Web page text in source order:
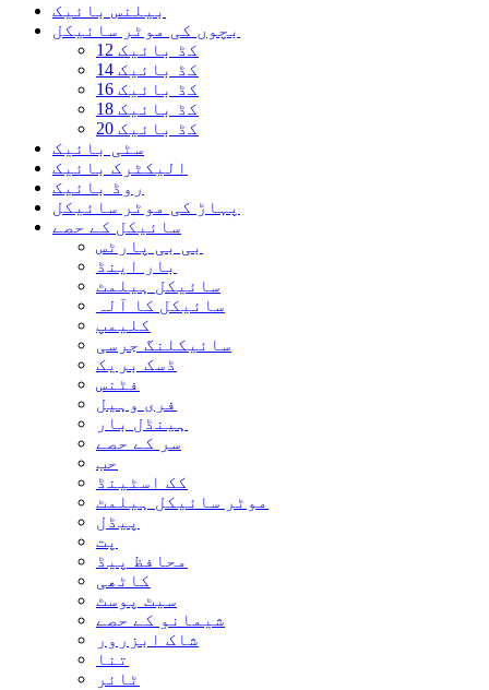
بیلنس بائیک
بچوں کی موٹر سائیکل
12 کڈ بائیک
14 کڈ بائیک
16 کڈ بائیک
18 کڈ بائیک
20 کڈ بائیک
سٹی بائیک
الیکٹرک بائیک
روڈ بائیک
پہاڑ کی موٹر سائیکل
سائیکل کے حصے
بی بی پارٹس
بار اینڈ
سائیکل ہیلمٹ
سائیکل کا آلہ
کلیمپ
سائیکلنگ جرسی
ڈسک بریک
فٹنس
فری وہیل
ہینڈل بار
سر کے حصے
حب
کک اسٹینڈ
موٹر سائیکل ہیلمٹ
پیڈل
پت
محافظ پیڈ
کاٹھی
سیٹ پوسٹ
شیمانو کے حصے
شاک ابزرور
تنا
ٹائر